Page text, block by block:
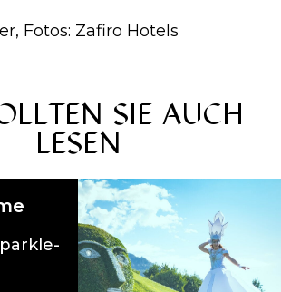
Fotos: Zafiro Hotels
SIE AUCH
LESEN